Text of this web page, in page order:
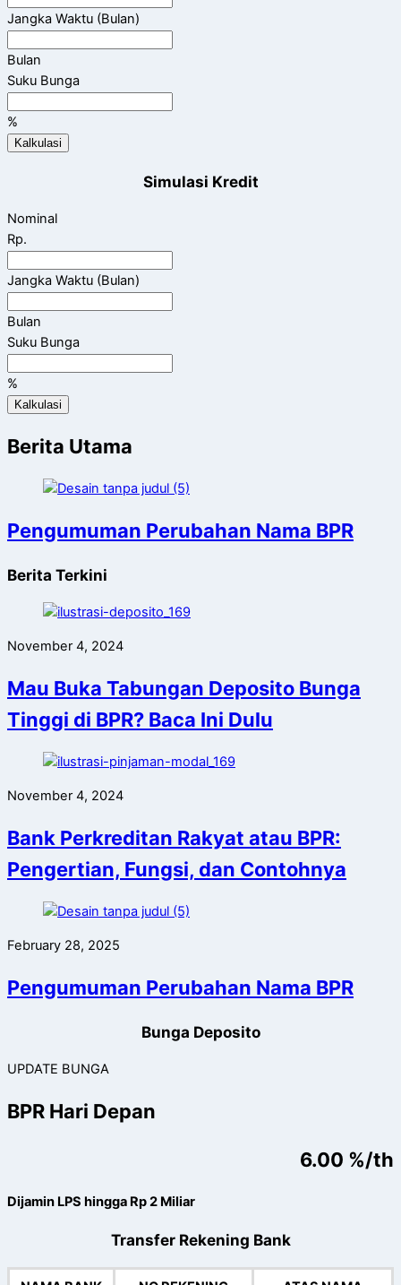
Jangka Waktu (Bulan)
Bulan
Suku Bunga
%
Kalkulasi
Simulasi Kredit
Nominal
Rp.
Jangka Waktu (Bulan)
Bulan
Suku Bunga
%
Kalkulasi
Berita Utama
Pengumuman Perubahan Nama BPR
Berita Terkini
November 4, 2024
Mau Buka Tabungan Deposito Bunga
Tinggi di BPR? Baca Ini Dulu
November 4, 2024
Bank Perkreditan Rakyat atau BPR:
Pengertian, Fungsi, dan Contohnya
February 28, 2025
Pengumuman Perubahan Nama BPR
Bunga Deposito
UPDATE BUNGA
BPR Hari Depan
6.00 %/th
Dijamin LPS hingga Rp 2 Miliar
Transfer Rekening Bank